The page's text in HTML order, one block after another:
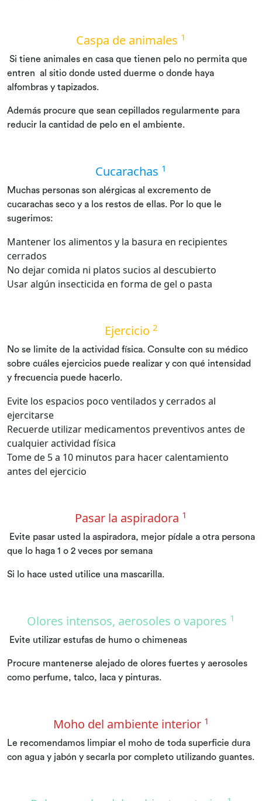
Caspa de animales 1
Si tiene animales en casa que tienen pelo no permita que
entren al sitio donde usted duerme o donde haya
alfombras y tapizados.
Además procure que sean cepillados regularmente para
reducir la cantidad de pelo en el ambiente.
Cucarachas 1
Muchas personas son alérgicas al excremento de
cucarachas seco y a los restos de ellas. Por lo que le
sugerimos:
Mantener los alimentos y la basura en recipientes
cerrados
No dejar comida ni platos sucios al descubierto
Usar algún insecticida en forma de gel o pasta
Ejercicio 2
No se limite de la actividad física. Consulte con su médico
sobre cuáles ejercicios puede realizar y con qué intensidad
y frecuencia puede hacerlo.
Evite los espacios poco ventilados y cerrados al
ejercitarse
Recuerde utilizar medicamentos preventivos antes de
cualquier actividad física
Tome de 5 a 10 minutos para hacer calentamiento
antes del ejercicio
Pasar la aspiradora 1
Evite pasar usted la aspiradora, mejor pídale a otra persona
que lo haga 1 o 2 veces por semana
Si lo hace usted utilice una mascarilla.
Olores intensos, aerosoles o vapores 1
Evite utilizar estufas de humo o chimeneas
Procure mantenerse alejado de olores fuertes y aerosoles
como perfume, talco, laca y pinturas.
Moho del ambiente interior 1
Le recomendamos limpiar el moho de toda superficie dura
con agua y jabón y secarla por completo utilizando guantes.